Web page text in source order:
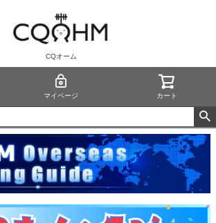
CQオーム
マイページ カート